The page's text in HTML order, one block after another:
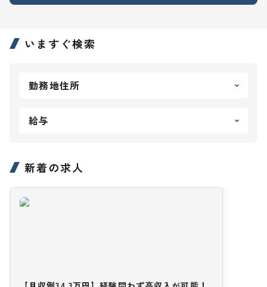
いますぐ検索
勤務地住所
給与
新着の求人